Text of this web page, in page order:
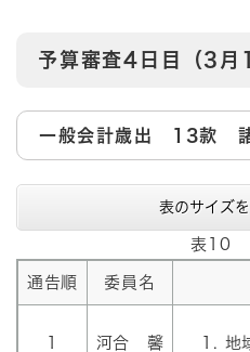
予算審査4日目（3月
一般会計歳出 13款
表のサイズ
表10
通告順 委員名
1 河合 馨 地